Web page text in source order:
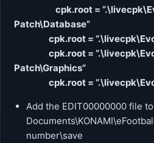
cpk.root =
Patch\Database”
cpk.root =
cpk.root =
Patch\Graphics”
cpk.root =
Add the EDIT00000000 file to
number\save